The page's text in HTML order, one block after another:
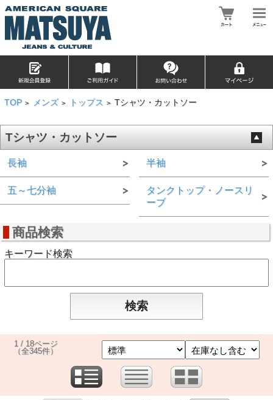
TOP > メンズ > トップス > Tシャツ・カットソー
Tシャツ・カットソー
長袖
五～七分袖
半袖
タンクトップ・ノースリ
ーブ
商品検索
キーワード検索
1 / 18ページ
（全345件）